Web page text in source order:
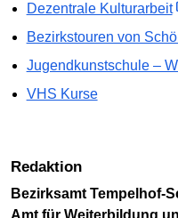
Dezentrale Kulturarbeit
Bezirkstouren von
Jugendkunstschule –
VHS Kurse
Redaktion
Bezirksamt Tempelhof-
Amt für Weiterbildung